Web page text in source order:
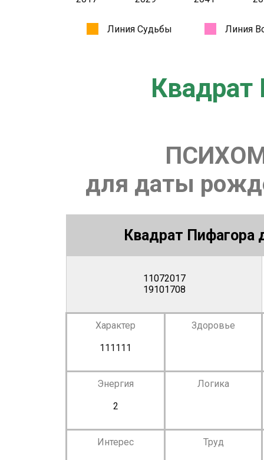
Квадрат
для даты
Квадрат Пифагора
11072017
19101708
Характер
111111
Здоровье
Энергия
2
Логика
Интерес Труд